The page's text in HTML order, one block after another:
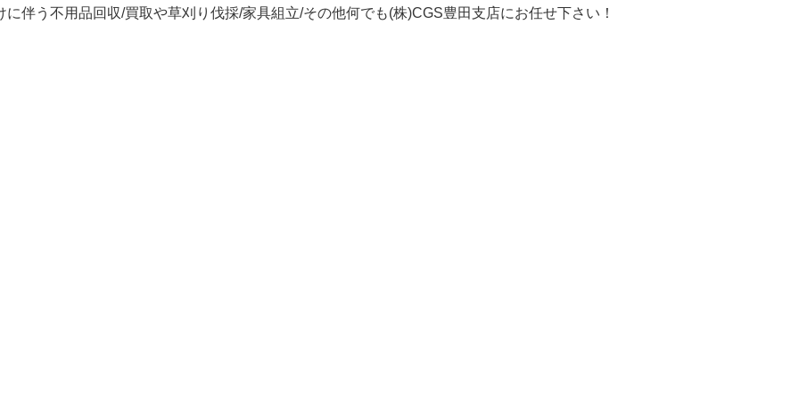
伴う不用品回収/買取や草刈り伐採/家具組立/その他何でも(株)CGS豊田支店にお任せ下さい！